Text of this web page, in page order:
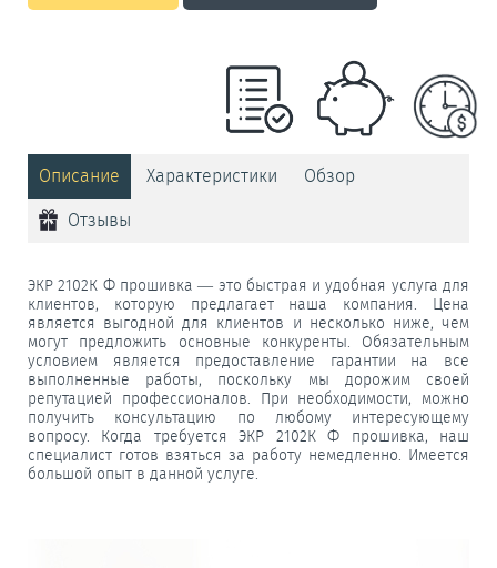
Описание Характеристики Обзор
Отзывы
ЭКР 2102К Ф прошивка — это быстрая и удобная услуга для
клиентов, которую предлагает наша компания. Цена
является выгодной для клиентов и несколько ниже, чем
могут предложить основные конкуренты. Обязательным
условием является предоставление гарантии на все
выполненные работы, поскольку мы дорожим своей
репутацией профессионалов. При необходимости, можно
получить консультацию по любому интересующему
вопросу. Когда требуется ЭКР 2102К Ф прошивка, наш
специалист готов взяться за работу немедленно. Имеется
большой опыт в данной услуге.